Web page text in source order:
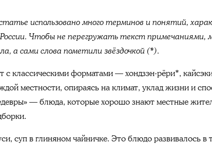
использовано много терминов и понятий,
Чтобы не перегружать текст примечаниями,
а сами слова пометили звёздочкой (*).
классическими форматами — хондзэн-рёри*,
местности, опираясь на климат, уклад жизни и
— блюда, которые хорошо знают местные
суп в глиняном чайничке. Это блюдо развивалось в